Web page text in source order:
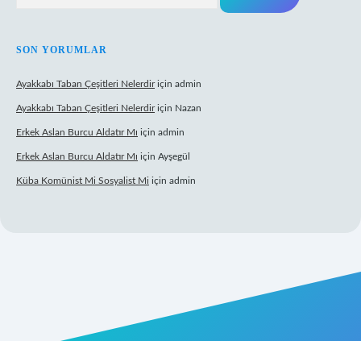
SON YORUMLAR
Ayakkabı Taban Çeşitleri Nelerdiriçin admin
Ayakkabı Taban Çeşitleri Nelerdiriçin Nazan
Erkek Aslan Burcu Aldatır Mı için admin
Erkek Aslan Burcu Aldatır Mı için Ayşegül
Küba Komünist Mi Sosyalist Mi için admin